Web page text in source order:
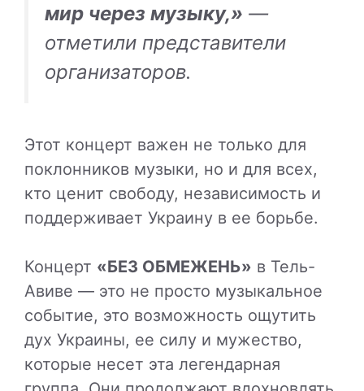
мир через музыку,» —
отметили представители
организаторов.
Этот концерт важен не только для
поклонников музыки, но и для всех,
кто ценит свободу, независимость и
поддерживает Украину в ее борьбе.
Концерт «БЕЗ ОБМЕЖЕНЬ» в Тель-
Авиве — это не просто музыкальное
событие, это возможность ощутить
дух Украины, ее силу и мужество,
которые несет эта легендарная